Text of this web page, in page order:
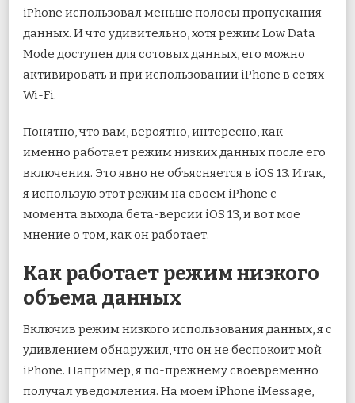
iPhone использовал меньше полосы пропускания
данных. И что удивительно, хотя режим Low Data
Mode доступен для сотовых данных, его можно
активировать и при использовании iPhone в сетях
Wi-Fi.
Понятно, что вам, вероятно, интересно, как
именно работает режим низких данных после его
включения. Это явно не объясняется в iOS 13. Итак,
я использую этот режим на своем iPhone с
момента выхода бета-версии iOS 13, и вот мое
мнение о том, как он работает.
Как работает режим низкого
объема данных
Включив режим низкого использования данных, я с
удивлением обнаружил, что он не беспокоит мой
iPhone. Например, я по-прежнему своевременно
получал уведомления. На моем iPhone iMessage,